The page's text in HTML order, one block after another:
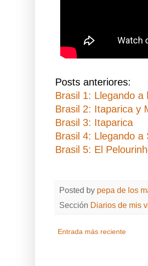
Posts anteriores:
Brasil 1: Llegando a
Brasil 2: Itaparica y
Brasil 3: Itaparica
Brasil 4: Llegando
Brasil 5: El
Posted by pepa de los
Sección Diarios de mis
Entrada más reciente